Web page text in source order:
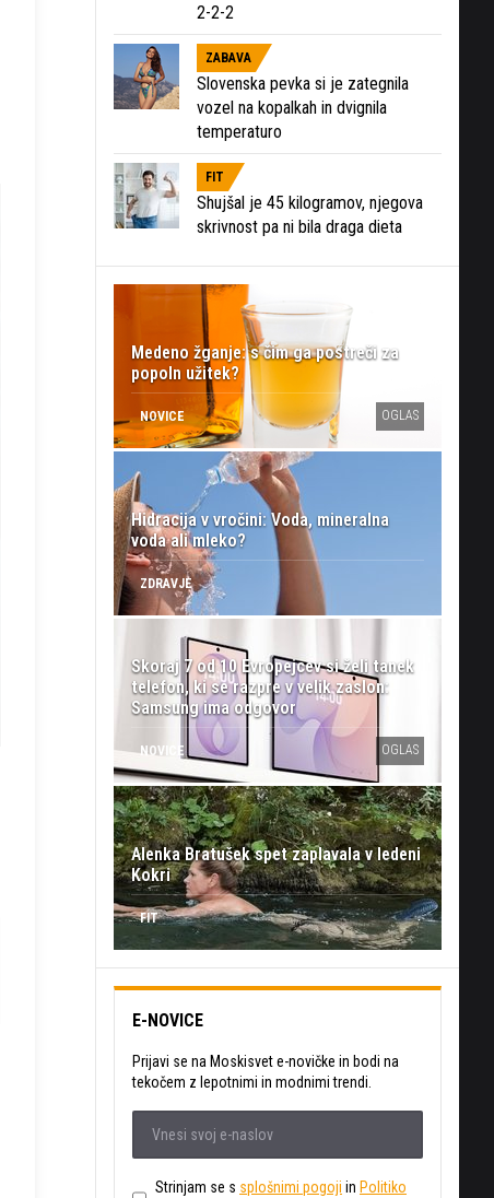
2-2-2
ZABAVA
Slovenska pevka si je zategnila
vozel na kopalkah in dvignila
temperaturo
FIT
Shujšal je 45 kilogramov, njegova
skrivnost pa ni bila draga dieta
Medeno žganje: s čim ga postreči za
popoln užitek?
NOVICE OGLAS
Hidracija v vročini: Voda, mineralna
voda ali mleko?
ZDRAVJE
Skoraj 7 od 10 Evropejcev si želi tanek
telefon, ki se razpre v velik zaslon:
Samsung ima odgovor
NOVICE OGLAS
Alenka Bratušek spet zaplavala v ledeni
Kokri
FIT
E-NOVICE
Prijavi se na Moskisvet e-novičke in bodi na
tekočem z lepotnimi in modnimi trendi.
Strinjam se s splošnimi pogoji in Politiko